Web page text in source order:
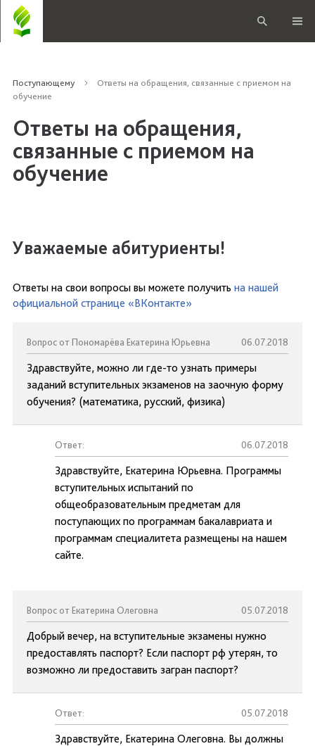
Поступающему
Ответы на обращения, связанные с приемом на
обучение
Ответы на обращения,
связанные с приемом на
обучение
Уважаемые абитуриенты!
Ответы на свои вопросы вы можете получить на нашей
официальной странице «ВКонтакте»
Вопрос от Пономарёва Екатерина Юрьевна 06.07.2018
Здравствуйте, можно ли где-то узнать примеры
заданий вступительных экзаменов на заочную форму
обучения? (математика, русский, физика)
Ответ: 06.07.2018
Здравствуйте, Екатерина Юрьевна. Программы
вступительных испытаний по
общеобразовательным предметам для
поступающих по программам бакалавриата и
программам специалитета размещены на нашем
сайте.
Вопрос от Екатерина Олеговна 05.07.2018
Добрый вечер, на вступительные экзамены нужно
предоставлять паспорт? Если паспорт рф утерян, то
возможно ли предоставить загран паспорт?
Ответ: 05.07.2018
Здравствуйте, Екатерина Олеговна. Вы должны